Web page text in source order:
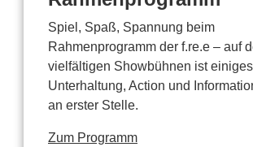
Spiel, Spaß, Spannung beim
Rahmenprogramm der f.re.e – auf
vielfältigen Showbühnen ist
Unterhaltung, Action und
an erster Stelle.
Zum Programm